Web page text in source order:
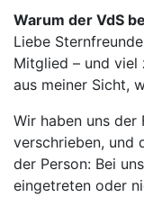
Warum der VdS
Liebe
Mitglied – und viel
aus meiner Sicht,
Wir haben uns der
verschrieben, und
der Person: Bei
eingetreten oder